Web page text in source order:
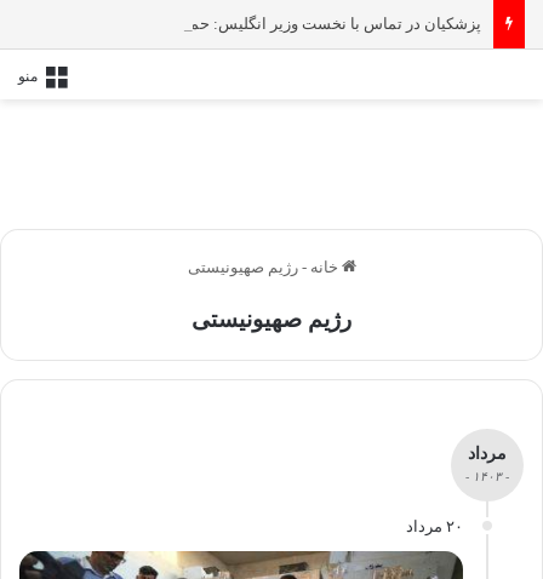
منو
خانه - رژیم صهیونیستی
رژیم صهیونیستی
مرداد
- ۱۴۰۳ -
۲۰ مرداد